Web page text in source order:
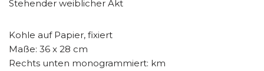
Stehender weiblicher Akt
Kohle auf Papier, fixiert
Maße: 36 x 28 cm
Rechts unten monogrammiert: km